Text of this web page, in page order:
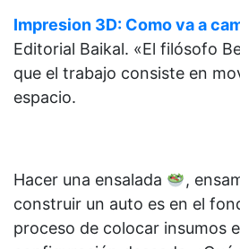
Impresion 3D: Como va a
Editorial Baikal. «El filósofo
que el trabajo consiste en
espacio.
Hacer una ensalada
,
construir un auto es en el
proceso de colocar insumos